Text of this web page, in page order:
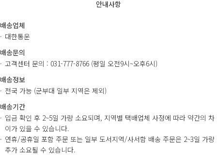
안내사항
배송업체
대한통운
배송문의
고객센터 문의 : 031-777-8766 (평일 오전9시~오후6시)
배송정보
전국 가능 (군부대 일부 지역은 제외)
배송기간
입금 확인 후 2~5일 가량 소요되며, 지역별 택배업체 사정에 따라 약간의 차
이가 있을 수 있습니다.
연휴/공휴일 포함 주문 또는 일부 도서지역/사서함 배송 주문은 2~3일 가량
추가 소요될 수 있습니다.